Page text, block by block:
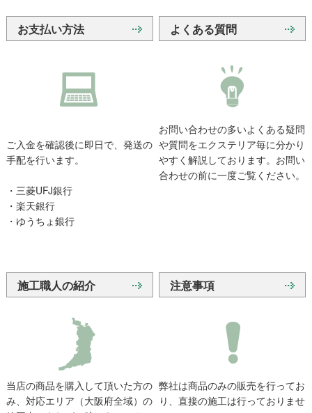
お支払い方法
ご入金を確認後に即日で、発送の
手配を行います。
・三菱UFJ銀行
・楽天銀行
・ゆうちょ銀行
よくある質問
お問い合わせの多いよくある疑問
や質問をエクステリア毎に分かり
やすく解説しております。お問い
合わせの前に一度ご覧ください。
施工職人の紹介
当店の商品を購入して頂いた方の
み、対応エリア（大阪府全域）の
注意事項
弊社は商品のみの販売を行ってお
り、直接の施工は行っておりませ